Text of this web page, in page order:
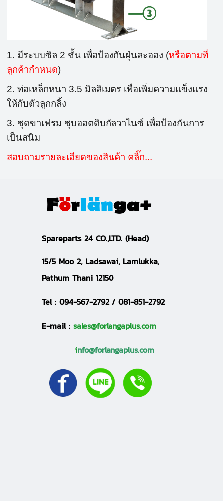
1. มีระบบซิล 2 ชั้น เพื่อป้องกันฝุ่นละออง (หรือตามที่
ลูกค้ากำหนด)
2. ท่อเหล็กหนา 3.5 มิลลิเมตร เพื่อเพิ่มความแข็งแรง
ให้กับตัวลูกกลิ้ง
3. ชุดขาเฟรม ชุบฮอตดิบกัลวาไนซ์ เพื่อป้องกันการ
เป็นสนิม
สอบถามรายละเอียดของสินค้า คลิ๊ก...
Spareparts 24 CO.,LTD. (Head)
15/5 Moo 2, Ladsawai, Lamlukka,
Pathum Thani 12150
Tel : 094-567-2792 / 081-851-2792
E-mail : sales@forlangaplus.com
info@forlangaplus.com